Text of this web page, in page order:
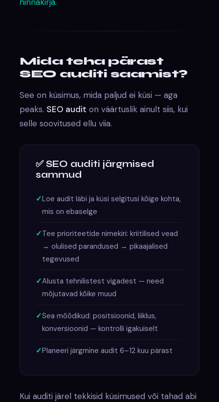
Mida teha pärast
SEO auditi saamist?
See on küsimus, mida paljud ei küsi — aga
peaks. SEO audit on väärtuslik ainult siis, kui
selle soovitused ellu viia.
✅ SEO auditi järgmised
sammud
Loe audit läbi ja küsi selgitusi kõige kohta,
mis on ebaselge
Tee prioriteetide nimekiri: kriitilised vead
→ olulised parandused → pikaajalised
tegevused
Alusta tehnilistest vigadest — need
mõjutavad kõike muud
Sea mõõdikud: positsioonid, liiklus,
konversioonid — kontrolli igakuiselt
Planeeri järgmine audit 6–12 kuu pärast
Kui auditi järel tekkisid küsimused või tahad abi